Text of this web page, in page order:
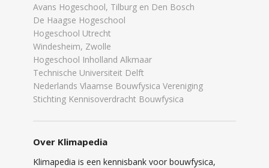
Avans Hogeschool, Tilburg en Den Bosch
De Haagse Hogeschool
Hogeschool Utrecht
Windesheim, Zwolle
Hogeschool Inholland Alkmaar
Technische Universiteit Delft
Nederlands Vlaamse Bouwfysica Vereniging
Stichting Kennisoverdracht Bouwfysica
Over Klimapedia
Klimapedia is een kennisbank voor bouwfysica,